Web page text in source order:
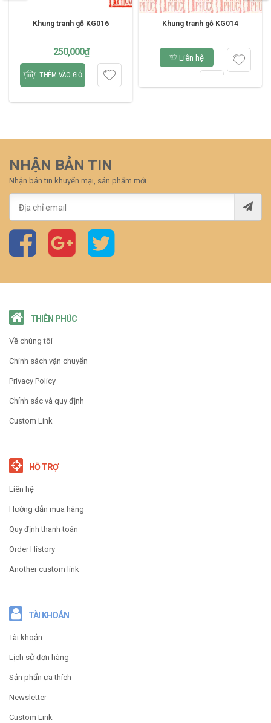
Khung tranh gỗ KG016
250,000₫
THÊM VÀO GIỎ
Khung tranh gỗ KG014
Liên hệ
NHẬN BẢN TIN
Nhận bản tin khuyến mại, sản phẩm mới
THIÊN PHÚC
Về chúng tôi
Chính sách vận chuyển
Privacy Policy
Chính sác và quy định
Custom Link
HỖ TRỢ
Liên hệ
Hướng dẫn mua hàng
Quy định thanh toán
Order History
Another custom link
TÀI KHOẢN
Tài khoản
Lịch sử đơn hàng
Sản phẩn ưa thích
Newsletter
Custom Link